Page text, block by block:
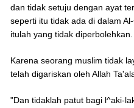
dan tidak setuju dengan ayat
seperti itu tidak ada di dalam
itulah yang tidak diperbolehkan.
Karena seorang muslim tidak
telah digariskan oleh Allah
"Dan tidaklah patut bagi l^aki-